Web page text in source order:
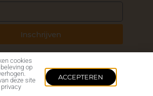
Inschrijven
©2024 – BARI.NL
cookies
op
deze site
ACCEPTEREN